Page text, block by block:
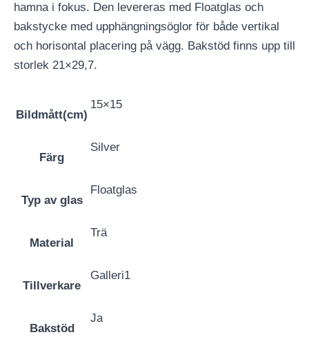
hamna i fokus. Den levereras med Floatglas och
bakstycke med upphängningsöglor för både vertikal
och horisontal placering på vägg. Bakstöd finns upp till
storlek 21×29,7.
Bildmått(cm)
15×15
Färg
Silver
Typ av glas
Floatglas
Material
Trä
Tillverkare
Galleri1
Bakstöd
Ja